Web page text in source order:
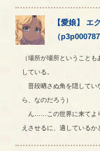
【愛娘】 エ
（p3p000787
（場所が場所ということ
している。
普段晒さぬ角を隠してい
ら、なのだろう）
ん……この世界に来てよ
えさせるに、適しているか